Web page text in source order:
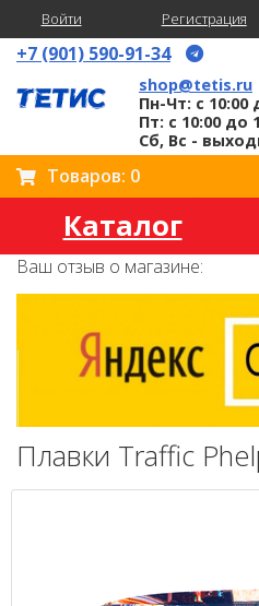
Войти Регистрация
+7 (901) 590-91-34
shop@tetis.ru
Пн-Чт: с 10:00
Пт: с 10:00 до
Сб, Вс -
Товаров: 0
Каталог
Ваш отзыв о магазине:
Плавки Traffic